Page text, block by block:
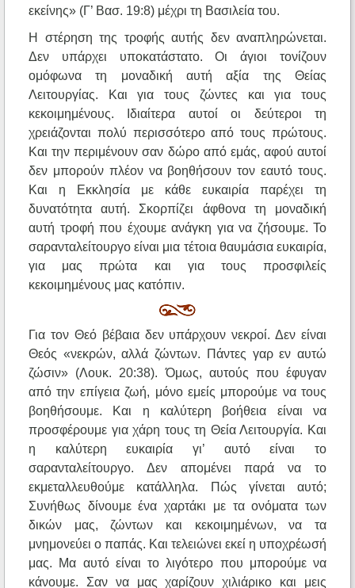
εκείνης» (Γ’ Βασ. 19:8) μέχρι τη Βασιλεία του.
Η στέρηση της τροφής αυτής δεν αναπληρώνεται.
Δεν υπάρχει υποκατάστατο. Οι άγιοι τονίζουν
ομόφωνα τη μοναδική αυτή αξία της Θείας
Λειτουργίας. Και για τους ζώντες και για τους
κεκοιμημένους. Ιδιαίτερα αυτοί οι δεύτεροι τη
χρειάζονται πολύ περισσότερο από τους πρώτους.
Και την περιμένουν σαν δώρο από εμάς, αφού αυτοί
δεν μπορούν πλέον να βοηθήσουν τον εαυτό τους.
Και η Εκκλησία με κάθε ευκαιρία παρέχει τη
δυνατότητα αυτή. Σκορπίζει άφθονα τη μοναδική
αυτή τροφή που έχουμε ανάγκη για να ζήσουμε. Το
σαρανταλείτουργο είναι μια τέτοια θαυμάσια ευκαιρία,
για μας πρώτα και για τους προσφιλείς
κεκοιμημένους μας κατόπιν.
Για τον Θεό βέβαια δεν υπάρχουν νεκροί. Δεν είναι
Θεός «νεκρών, αλλά ζώντων. Πάντες γαρ εν αυτώ
ζώσιν» (Λουκ. 20:38). Όμως, αυτούς που έφυγαν
από την επίγεια ζωή, μόνο εμείς μπορούμε να τους
βοηθήσουμε. Και η καλύτερη βοήθεια είναι να
προσφέρουμε για χάρη τους τη Θεία Λειτουργία. Και
η καλύτερη ευκαιρία γι’ αυτό είναι το
σαρανταλείτουργο. Δεν απομένει παρά να το
εκμεταλλευθούμε κατάλληλα. Πώς γίνεται αυτό;
Συνήθως δίνουμε ένα χαρτάκι με τα ονόματα των
δικών μας, ζώντων και κεκοιμημένων, να τα
μνημονεύει ο παπάς. Και τελειώνει εκεί η υποχρέωσή
μας. Μα αυτό είναι το λιγότερο που μπορούμε να
κάνουμε. Σαν να μας χαρίζουν χιλιάρικο και μεις